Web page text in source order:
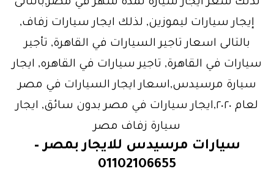
لذلك سعر ايجار سيارة لمدة شهر في مصر,بالتالى
إيجار سيارات ليموزين, لذلك ايجار سيارات زفاف,
بالتالى اسعار تاجير السيارات في القاهرة, تأجير
سيارات في القاهرة, تاجير سيارات في القاهره, ايجار
سيارة مرسيدس,اسعار ايجار السيارات في مصر
لعام ٢٠٢٠,ايجار سيارات في مصر بدون سائق, ايجار
سيارة زفاف مصر
سيارات مرسيدس للايجار بمصر –
01102106655